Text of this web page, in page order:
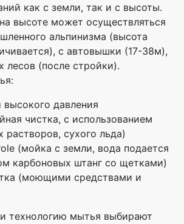
как с земли, так и с высоты.
высоте может осуществляться
альпинизма (высота
с автовышки (17-38м),
лесов (после стройки).
высокого давления
чистка, с использованием
растворов, сухого льда)
(мойка с земли, вода подается
карбоновых штанг со щетками)
(моющими средствами и
технологию мытья выбирают